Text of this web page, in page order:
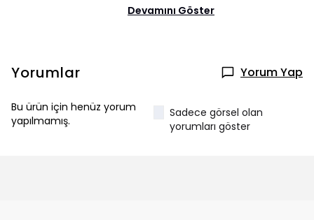
Devamını Göster
Yorumlar Yorum Yap
Bu ürün için henüz yorum
yapılmamış.
Sadece görsel olan
yorumları göster